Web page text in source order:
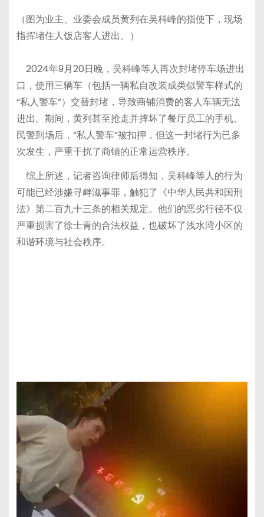
（图为业主、业委会成员黄列在吴科峰的指使下，现场
指挥堵住人饭店客人进出。）
2024年9月20日晚，吴科峰等人再次封堵停车场进出
口，使用三辆车（包括一辆私自改装成类似警车样式的
“私人警车”）交替封堵，导致商铺消费的客人车辆无法
进出。期间，黄列甚至抢走并摔坏了餐厅员工的手机。
民警到场后，“私人警车”被扣押，但这一封堵行为已多
次发生，严重干扰了商铺的正常运营秩序。
综上所述，记者咨询律师后得知，吴科峰等人的行为
可能已经涉嫌寻衅滋事罪，触犯了《中华人民共和国刑
法》第二百九十三条的相关规定。他们的恶劣行径不仅
严重损害了徐士青的合法权益，也破坏了浅水湾小区的
和谐环境与社会秩序。